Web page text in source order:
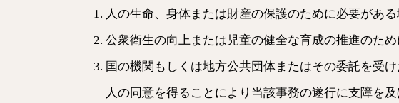
人の生命、身体または財産の保護のために必要があ
公衆衛生の向上または児童の健全な育成の推進のた
国の機関もしくは地方公共団体またはその委託を受
人の同意を得ることにより当該事務の遂行に支障を